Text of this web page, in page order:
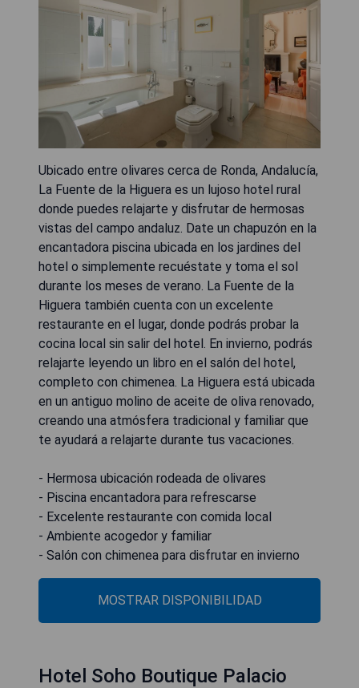
Ubicado entre olivares cerca de Ronda, Andalucía,
La Fuente de la Higuera es un lujoso hotel rural
donde puedes relajarte y disfrutar de hermosas
vistas del campo andaluz. Date un chapuzón en la
encantadora piscina ubicada en los jardines del
hotel o simplemente recuéstate y toma el sol
durante los meses de verano. La Fuente de la
Higuera también cuenta con un excelente
restaurante en el lugar, donde podrás probar la
cocina local sin salir del hotel. En invierno, podrás
relajarte leyendo un libro en el salón del hotel,
completo con chimenea. La Higuera está ubicada
en un antiguo molino de aceite de oliva renovado,
creando una atmósfera tradicional y familiar que
te ayudará a relajarte durante tus vacaciones.
- Hermosa ubicación rodeada de olivares
- Piscina encantadora para refrescarse
- Excelente restaurante con comida local
- Ambiente acogedor y familiar
- Salón con chimenea para disfrutar en invierno
MOSTRAR DISPONIBILIDAD
Hotel Soho Boutique Palacio